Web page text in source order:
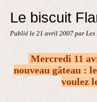
Le biscuit
Publié le 21 avril 2007 par Les
Mercredi 11
nouveau gâteau :
voulez